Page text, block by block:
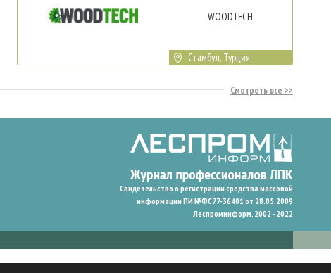
WOODTECH
Стамбул, Турция
Смотреть все
Свидетельство о регистрации средства массовой
информации ПИ №ФС77-36401 от 28.05.2009
Леспроминформ. 2002 - 2022